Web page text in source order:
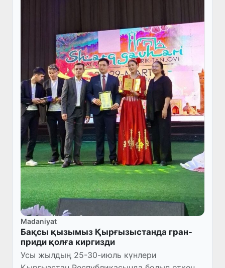
Madaniyat
Бақсы қызымыз Қырғызыстанда гран-
приди қолға киргизди
Усы жылдың 25-30-июль күнлери